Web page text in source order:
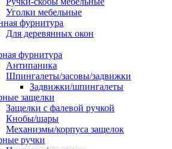
Уголки мебельные
фурнитура
Для деревянных окон
фурнитура
Антипаника
Шпингалеты/засовы/задвижки
Задвижки/шпингалеты
защелки
Защелки с фалевой ручкой
Кнобы/шары
Механизмы/корпуса защелок
ручки